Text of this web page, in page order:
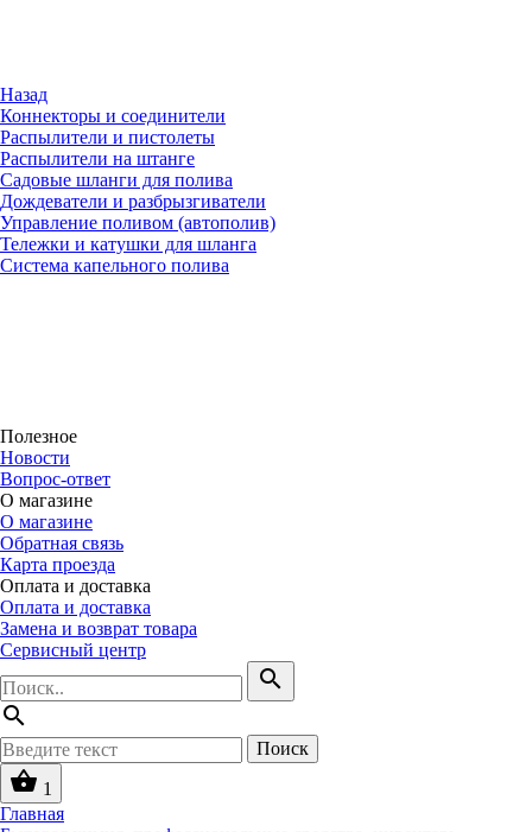
Назад
Коннекторы и соединители
Распылители и пистолеты
Распылители на штанге
Садовые шланги для полива
Дождеватели и разбрызгиватели
Управление поливом (автополив)
Тележки и катушки для шланга
Система капельного полива
Полезное
Новости
Вопрос-ответ
О магазине
О магазине
Обратная связь
Карта проезда
Оплата и доставка
Оплата и доставка
Замена и возврат товара
Сервисный центр
search
search
Поиск
shopping_basket 1
Главная